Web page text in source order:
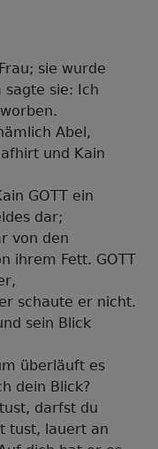
sie wurde
sagte sie: Ich
Abel,
und Kain
GOTT ein
dar;
von den
ihrem Fett. GOTT
schaute er nicht.
sein Blick
überläuft es
dein Blick?
darfst du
tust, lauert an